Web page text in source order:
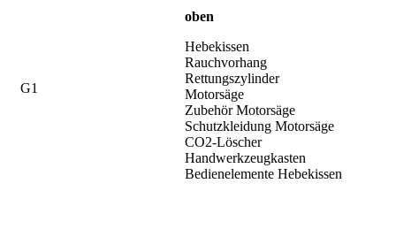
G1
oben
Hebekissen
Rauchvorhang
Rettungszylinder
Motorsäge
Zubehör Motorsäge
Schutzkleidung Motorsäge
CO2-Löscher
Handwerkzeugkasten
Bedienelemente Hebekissen